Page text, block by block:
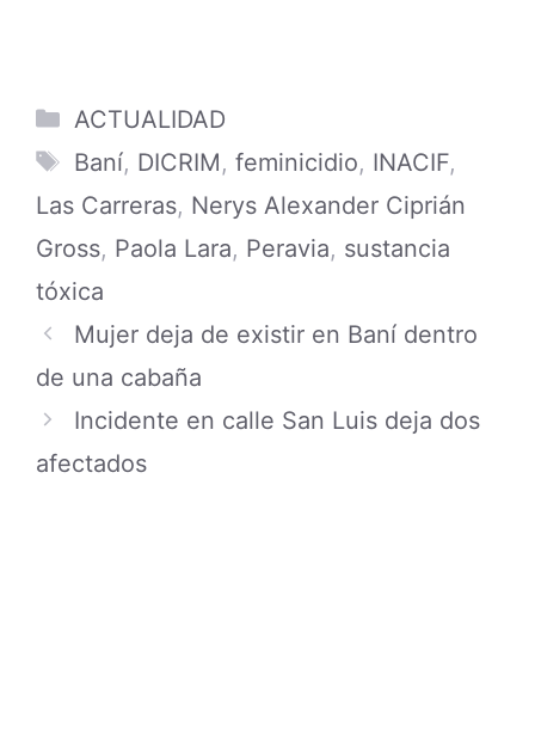
Categories
ACTUALIDAD
Tags
Baní, DICRIM, feminicidio, INACIF,
Las Carreras, Nerys Alexander Ciprián
Gross, Paola Lara, Peravia, sustancia
tóxica
Mujer deja de existir en Baní dentro
de una cabaña
Incidente en calle San Luis deja dos
afectados